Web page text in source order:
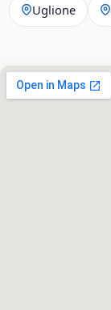
Uglione